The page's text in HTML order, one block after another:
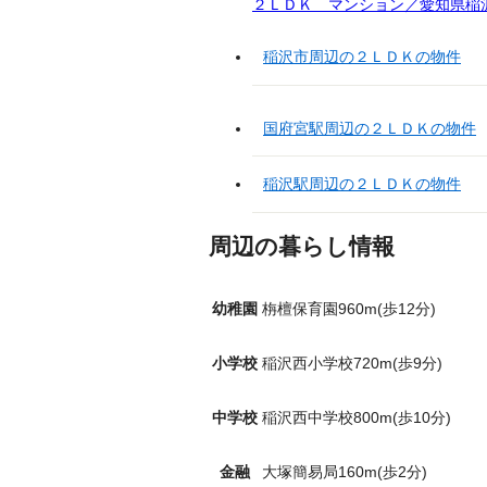
２ＬＤＫ マンション／愛知県稲
稲沢市周辺の２ＬＤＫの物件
国府宮駅周辺の２ＬＤＫの物件
稲沢駅周辺の２ＬＤＫの物件
周辺の暮らし情報
幼稚園 栴檀保育園960m(歩12分)
小学校 稲沢西小学校720m(歩9分)
中学校 稲沢西中学校800m(歩10分)
金融 大塚簡易局160m(歩2分)